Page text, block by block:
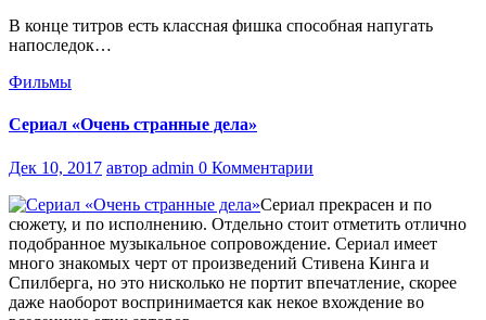
В конце титров есть классная фишка способная напугать
напоследок…
Фильмы
Сериал «Очень странные дела»
Дек 10, 2017 автор admin 0 Комментарии
Сериал прекрасен и по
сюжету, и по исполнению. Отдельно стоит отметить отлично
подобранное музыкальное сопровождение. Сериал имеет
много знакомых черт от произведений Стивена Кинга и
Спилберга, но это нисколько не портит впечатление, скорее
даже наоборот воспринимается как некое вхождение во